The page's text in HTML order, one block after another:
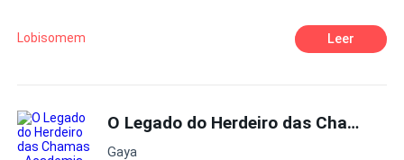
de uma grande batalha
Lobisomem Leer
O Legado do Herdeiro das Chamas - Academia
Gaya